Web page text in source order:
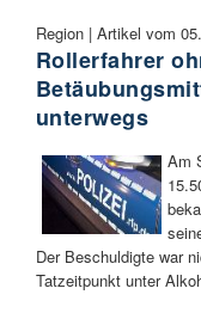
Region | Artikel vom
Rollerfahrer
unterwegs
Am
Der Beschuldigte war
Tatzeitpunkt unter